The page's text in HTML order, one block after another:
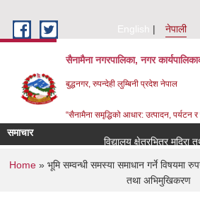
English
नेपाली
सैनामैना नगरपालिका, नगर
बुद्धनगर, रुपन्देही लुम्बिनी प्रदेश नेपाल
“सैनामैना समृद्धिको आधार: उत्पादन, पर्यटन र
समाचार
विद्यालय क्षेत्रभित्र मदिरा
You are here
Home » भूमि सम्वन्धी समस्या समाधान गर्ने विषयमा
तथा अभिमुखिकरण